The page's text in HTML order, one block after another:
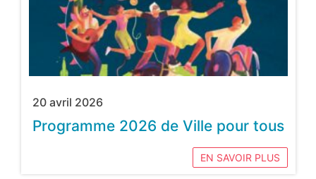
20 avril 2026
Programme 2026 de Ville pour tous
EN SAVOIR PLUS